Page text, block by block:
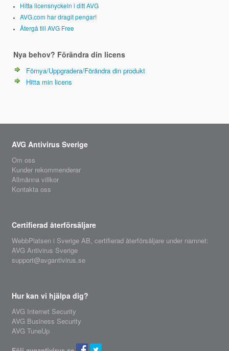
Hitta licensnyckeln i ditt AVG
AVG.com har dragit pengar!
Återgå till AVG Free
Nya behov? Förändra din licens
Förnya/Uppgradera/Förändra din produkt
Hitta min licens
AVG Antivirus Sverige
Om oss
Kunder rekommenderar
Allmänna villkor
Kontakta oss
Certifierad återförsäljare
WebbPlatsen i Sverige AB, certifierad återförsäljareunder namnet:
AVG Antivirus Sverige
support@avgantivirus.se
Hur kan vi hjälpa dig?
AVG Internet Security
AVG Business Security
AVG TuneUp